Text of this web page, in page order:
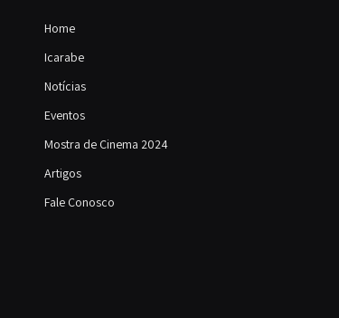
Home
Icarabe
Notícias
Eventos
Mostra de Cinema 2024
Artigos
Fale Conosco